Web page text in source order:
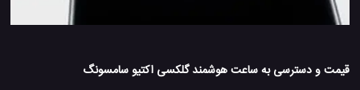
قیمت و دسترسی به ساعت هوشمند گلکسی اکتیو سامسونگ